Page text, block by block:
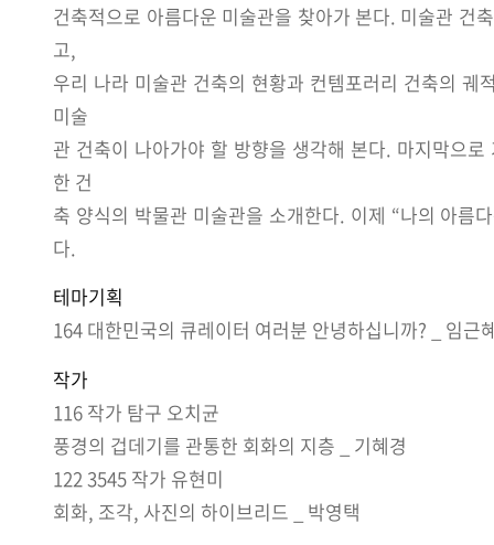
건축적으로 아름다운 미술관을 찾아가 본다. 미술관 건
고,
우리 나라 미술관 건축의 현황과 컨템포러리 건축의 궤
미술
관 건축이 나아가야 할 방향을 생각해 본다. 마지막으
한 건
축 양식의 박물관 미술관을 소개한다. 이제 “나의 아름
다.
테마기획
164 대한민국의 큐레이터 여러분 안녕하십니까? _ 임근
작가
116 작가 탐구 오치균
풍경의 겁데기를 관통한 회화의 지층 _ 기혜경
122 3545 작가 유현미
회화, 조각, 사진의 하이브리드 _ 박영택